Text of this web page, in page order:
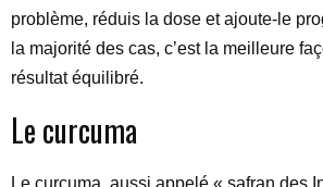
problème, réduis la dose et ajoute-le
la majorité des cas, c’est la meilleure
résultat équilibré.
Le curcuma
Le curcuma, aussi appelé « safran des